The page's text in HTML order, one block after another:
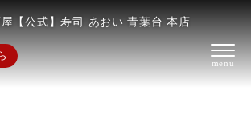
【公式】寿司 あおい 青葉台 本店